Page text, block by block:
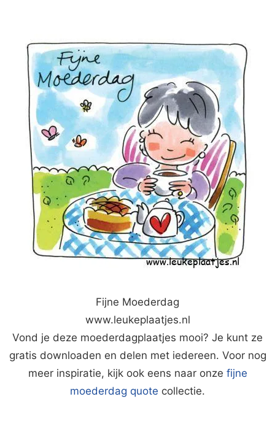
Fijne Moederdag
www.leukeplaatjes.nl
Vond je deze moederdagplaatjes mooi? Je kunt ze
gratis downloaden en delen met iedereen. Voor nog
meer inspiratie, kijk ook eens naar onze fijne
moederdag quote collectie.